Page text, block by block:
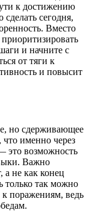
к достижению
сегодня,
Вместо
и начните с
от тяги к
и повысит
но сдерживающее
что именно через
это возможность
Важно
а не как конец
только так можно
к поражениям, ведь